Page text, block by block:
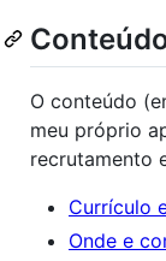
O conteúdo
meu próprio
recrutamento
Currículo
Onde e